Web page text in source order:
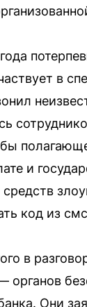
в
и
средств
код из
в
органов
Они